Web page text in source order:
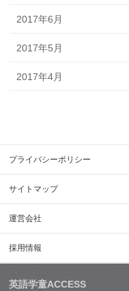
2017年6月
2017年5月
2017年4月
プライバシーポリシー
サイトマップ
運営会社
採用情報
英語学童ACCESS